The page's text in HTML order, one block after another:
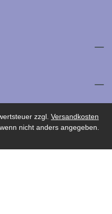
zzgl. Versandkosten
nicht anders angegeben.